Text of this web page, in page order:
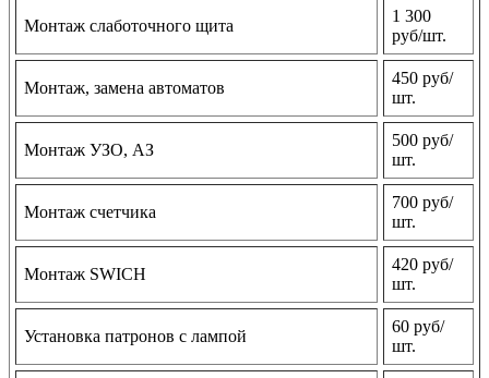
Монтаж слаботочного щита
1 300
руб/шт.
Монтаж, замена автоматов
450 руб/
шт.
Монтаж УЗО, АЗ
500 руб/
шт.
Монтаж счетчика
700 руб/
шт.
Монтаж SWICH
420 руб/
шт.
Установка патронов с лампой
60 руб/
шт.